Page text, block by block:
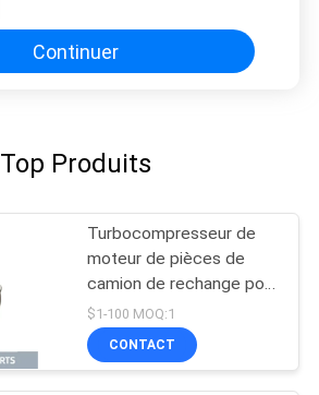
Continuer
Top Produits
Turbocompresseur de
moteur de pièces de
camion de rechange pour
HINO 300 J05E N04C
GT2263KL OEM 17201-
E0896 17201-E0892
$1-100 MOQ:1
CONTACT